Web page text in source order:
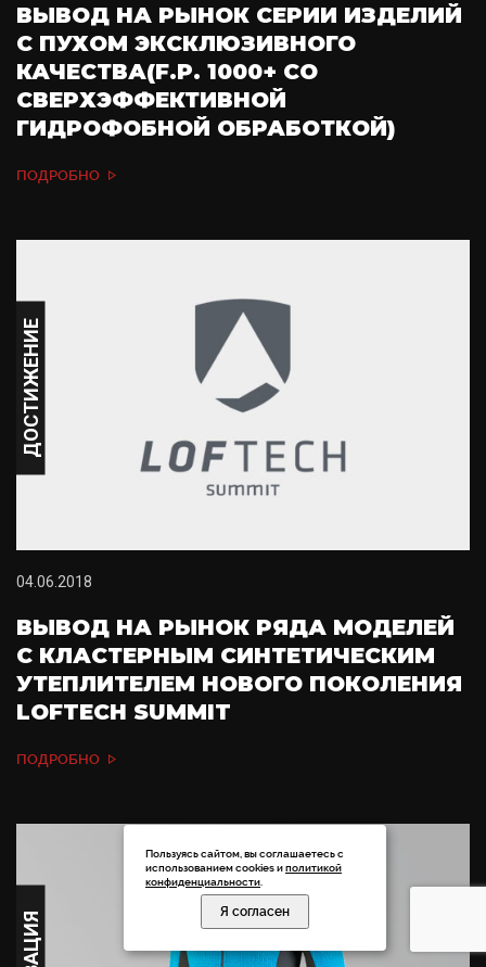
ВЫВОД НА РЫНОК СЕРИИ ИЗДЕЛИЙ
С ПУХОМ ЭКСКЛЮЗИВНОГО
КАЧЕСТВА(F.P. 1000+ СО
СВЕРХЭФФЕКТИВНОЙ
ГИДРОФОБНОЙ ОБРАБОТКОЙ)
ПОДРОБНО
ДОСТИЖЕНИЕ
04.06.2018
ВЫВОД НА РЫНОК РЯДА МОДЕЛЕЙ
C КЛАСТЕРНЫМ СИНТЕТИЧЕСКИМ
УТЕПЛИТЕЛЕМ НОВОГО ПОКОЛЕНИЯ
LOFTECH SUMMIT
ПОДРОБНО
Пользуясь сайтом, вы соглашаетесь с
использованием cookies иполитикой
конфиденциальности
Я согласен